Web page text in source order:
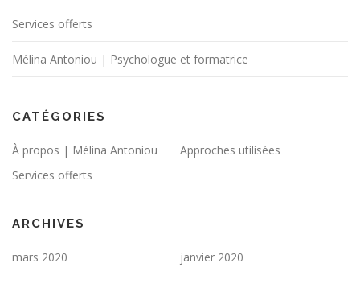
Services offerts
Mélina Antoniou | Psychologue et formatrice
CATÉGORIES
À propos | Mélina Antoniou
Approches utilisées
Services offerts
ARCHIVES
mars 2020 janvier 2020